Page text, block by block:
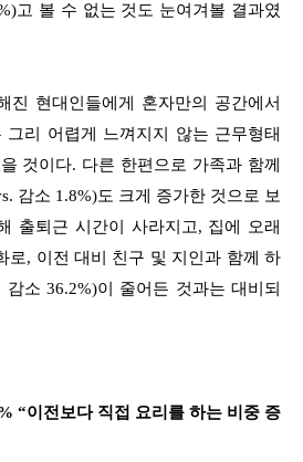
고 볼 수 없는 것도 눈여겨볼 결과였
진 현대인들에게 혼자만의 공간에서
그리 어렵게 느껴지지 않는 근무형태
것이다. 다른 한편으로 가족과 함께
감소 1.8%)도 크게 증가한 것으로 보
출퇴근 시간이 사라지고, 집에 오래
로, 이전 대비 친구 및 지인과 함께 하
소 36.2%)이 줄어든 것과는 대비되
“이전보다 직접 요리를 하는 비중 증